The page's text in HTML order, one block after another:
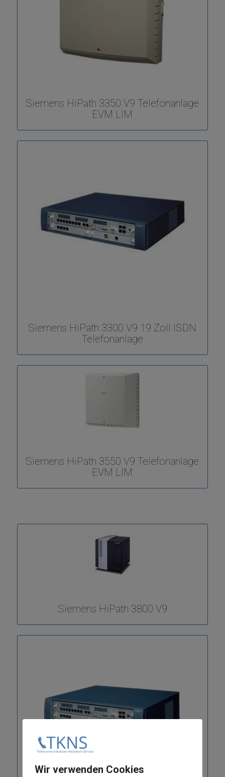
Siemens HiPath 3350 V9 Telefonanlage
EVM LIM
Siemens HiPath 3300 V9 19 Zoll ISDN
Telefonanlage
Siemens HiPath 3550 V9 Telefonanlage
EVM LIM
Siemens HiPath 3800 V9
Wir verwenden Cookies